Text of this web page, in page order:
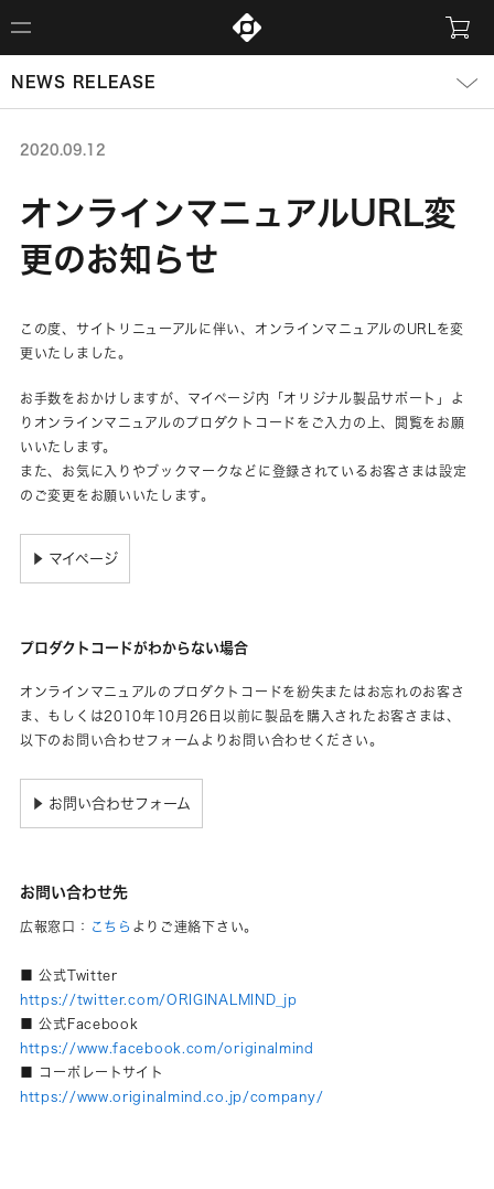
NEWS RELEASE
2020.09.12
オンラインマニュアルURL変
更のお知らせ
この度、サイトリニューアルに伴い、オンラインマニュアルのURLを変
更いたしました。
お手数をおかけしますが、マイページ内「オリジナル製品サポート」よ
りオンラインマニュアルのプロダクトコードをご入力の上、閲覧をお願
いいたします。
また、お気に入りやブックマークなどに登録されているお客さまは設定
のご変更をお願いいたします。
▶ マイページ
プロダクトコードがわからない場合
オンラインマニュアルのプロダクトコードを紛失またはお忘れのお客さ
ま、もしくは2010年10月26日以前に製品を購入されたお客さまは、
以下のお問い合わせフォームよりお問い合わせください。
▶ お問い合わせフォーム
お問い合わせ先
広報窓口： こちら よりご連絡下さい。
■ 公式Twitter
https://twitter.com/ORIGINALMIND_jp
■ 公式Facebook
https://www.facebook.com/originalmind
■ コーポレートサイト
https://www.originalmind.co.jp/company/